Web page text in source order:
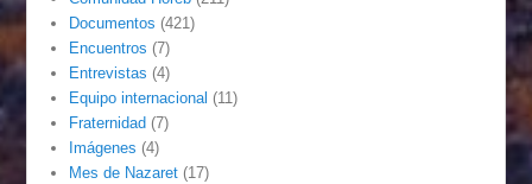
Documentos (421)
Encuentros (7)
Entrevistas (4)
Equipo internacional (11)
Fraternidad (7)
Imágenes (4)
Mes de Nazaret (17)